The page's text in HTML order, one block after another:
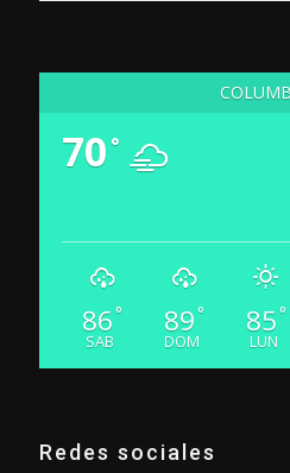
70 °
86 °
SAB
89 °
DOM
85 °
LUN
Redes sociales